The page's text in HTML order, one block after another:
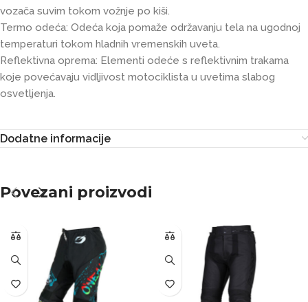
vozača suvim tokom vožnje po kiši.
Termo odeća: Odeća koja pomaže održavanju tela na ugodnoj
temperaturi tokom hladnih vremenskih uveta.
Reflektivna oprema: Elementi odeće s reflektivnim trakama
koje povećavaju vidljivost motociklista u uvetima slabog
osvetljenja.
Dodatne informacije
Povezani proizvodi